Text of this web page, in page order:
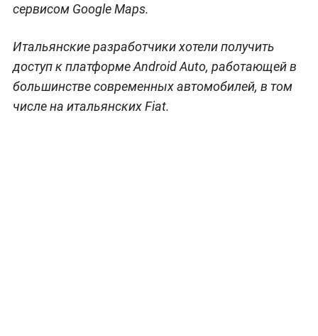
сервисом Google Maps.
Итальянские разработчики хотели получить
доступ к платформе Android Auto, работающей в
большинстве современных автомобилей, в том
числе на итальянских Fiat.